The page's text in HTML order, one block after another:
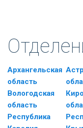
Архангельская
область
Вологодская
область
Республика